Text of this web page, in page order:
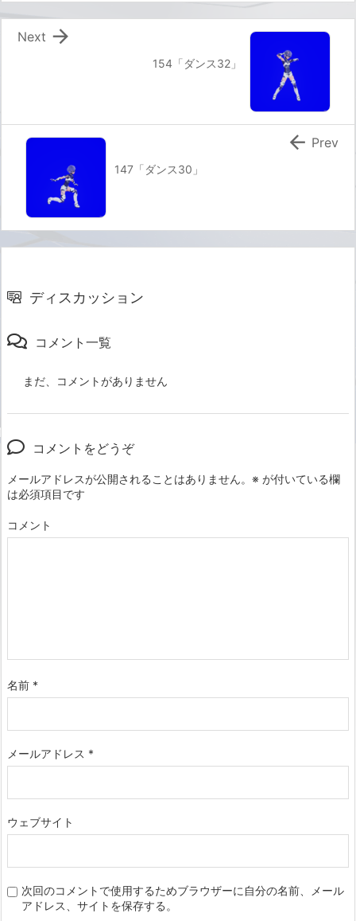
154「ダンス32」

Next
147「ダンス30」
 Prev
ディスカッション
コメント一覧
まだ、コメントがありません
コメントをどうぞ
メールアドレスが公開されることはありません。 ※ が付いている欄
は必須項目です
コメント
名前 *
メールアドレス *
ウェブサイト
次回のコメントで使用するためブラウザーに自分の名前、メール
アドレス、サイトを保存する。